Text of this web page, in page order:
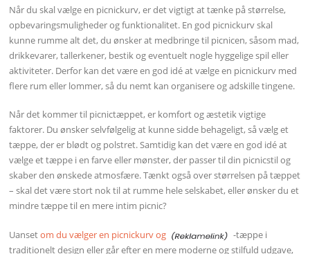
Når du skal vælge en picnickurv, er det vigtigt at tænke på størrelse,
opbevaringsmuligheder og funktionalitet. En god picnickurv skal
kunne rumme alt det, du ønsker at medbringe til picnicen, såsom mad,
drikkevarer, tallerkener, bestik og eventuelt nogle hyggelige spil eller
aktiviteter. Derfor kan det være en god idé at vælge en picnickurv med
flere rum eller lommer, så du nemt kan organisere og adskille tingene.
Når det kommer til picnictæppet, er komfort og æstetik vigtige
faktorer. Du ønsker selvfølgelig at kunne sidde behageligt, så vælg et
tæppe, der er blødt og polstret. Samtidig kan det være en god idé at
vælge et tæppe i en farve eller mønster, der passer til din picnicstil og
skaber den ønskede atmosfære. Tænkt også over størrelsen på tæppet
– skal det være stort nok til at rumme hele selskabet, eller ønsker du et
mindre tæppe til en mere intim picnic?
Uansetom du vælger en picnickurv og
-tæppe i
traditionelt design eller går efter en mere moderne og stilfuld udgave,